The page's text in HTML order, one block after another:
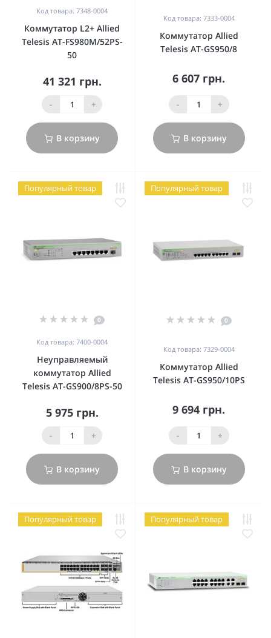
Код товара: 7348-0004
Коммутатор L2+ Allied
Telesis AT-FS980M/52PS-
50
41 321 грн.
- +
В корзину
Код товара: 7333-0004
Коммутатор Allied
Telesis AT-GS950/8
6 607 грн.
- +
В корзину
Популярный товар
0
Код товара: 7400-0004
Неуправляемый
коммутатор Allied
Telesis AT-GS900/8PS-50
5 975 грн.
- +
В корзину
Популярный товар
0
Код товара: 7329-0004
Коммутатор Allied
Telesis AT-GS950/10PS
9 694 грн.
- +
В корзину
Популярный товар Популярный товар